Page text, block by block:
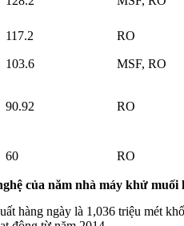
117.2 RO
103.6 MSF, RO
90.92 RO
60 RO
của năm nhà máy khử muối
hàng ngày là 1,036 triệu mét